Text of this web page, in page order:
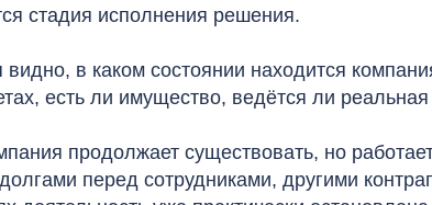
стадия исполнения решения.
видно, в каком состоянии находится
есть ли имущество, ведётся ли реальная
продолжает существовать, но
перед сотрудниками, другими